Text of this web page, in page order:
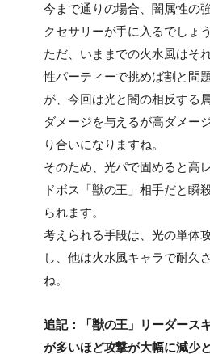
今まで通りの場合、闇属性の
クセサリーが手に入るでしょう
ただ、いままでの火水風はそ
性パーティーで挑めば割と問
が、今回は光と闇の相反する
ダメージを与えるが高ダメー
り合いになりますね。
そのため、光パで固めると高
ドボス「獣の王」相手だと瞬
られます。
考えられる手段は、光の単体
し、他は火水風キャラで耐久
ね。
追記：「獣の王」リーダース
が多いほど攻撃が大幅に減少